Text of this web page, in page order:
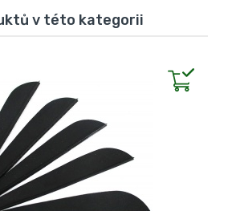
v této kategorii